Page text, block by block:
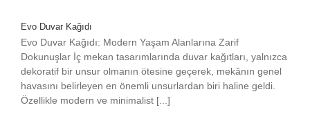
Evo Duvar Kağıdı
Evo Duvar Kağıdı: Modern Yaşam Alanlarına Zarif
Dokunuşlar İç mekan tasarımlarında duvar kağıtları, yalnızca
dekoratif bir unsur olmanın ötesine geçerek, mekânın genel
havasını belirleyen en önemli unsurlardan biri haline geldi.
Özellikle modern ve minimalist [...]